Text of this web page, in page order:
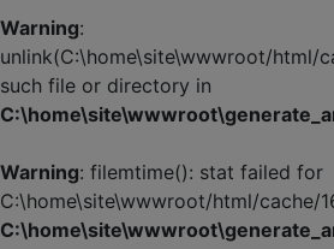
Warning:
unlink(C:\home\site\wwwroot/html/
such file or directory in
Warning: filemtime(): stat failed for
C:\home\site\wwwroot/html/cache/